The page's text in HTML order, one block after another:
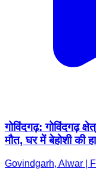
गोविंदगढ़: गोविंदगढ़
मौत, घर में बेहोशी की
Govindgarh, Alwar |